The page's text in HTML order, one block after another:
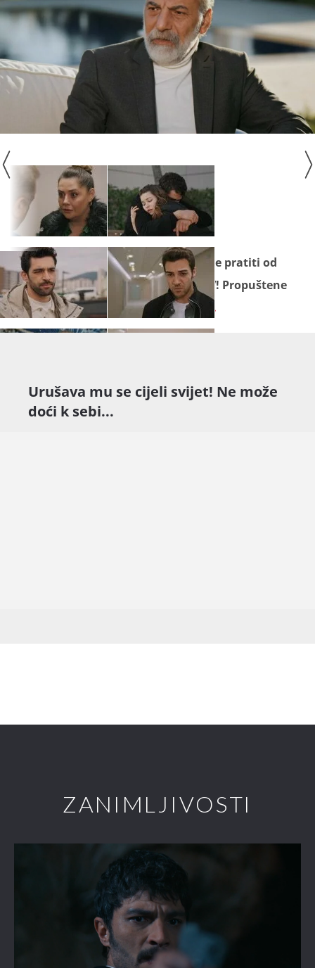
Seriju "Zlatni kavez"
ne propustite pratiti od
ponedjeljka do petka na Novoj TV! Propuštene
epizode pogledajte na
Novoj Plus.
Urušava mu se cijeli svijet! Ne može
doći k sebi...
ZANIMLJIVOSTI